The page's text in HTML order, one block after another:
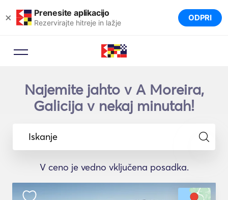
× Prenesite aplikacijo
Rezervirajte hitreje in lažje ODPRI
Najemite jahto v A Moreira,
Galicija v nekaj minutah!
Iskanje
V ceno je vedno vključena posadka.